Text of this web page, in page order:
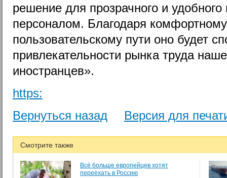
решение для прозрачного и
персоналом. Благодаря
пользовательскому пути оно будет
привлекательности рынка труда
иностранцев».
https:
Вернуться назад
Версия для
Смотрите также
Всё больше европейцев хотят
переехать в Россию